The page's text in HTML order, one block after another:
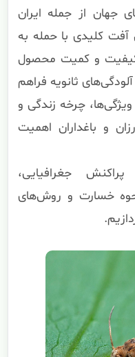
جهان از جمله ایران
کلیدی با حمله به
و کمیت محصول
ثانویه فراهم
چرخه زندگی و
و باغداران اهمیت
جغرافیایی،
خسارت و روش‌های